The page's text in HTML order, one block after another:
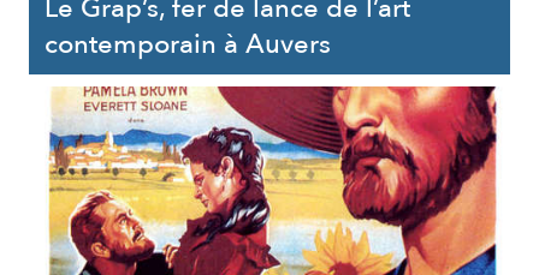
Le Grap’s, fer de lance de l’art
contemporain à Auvers